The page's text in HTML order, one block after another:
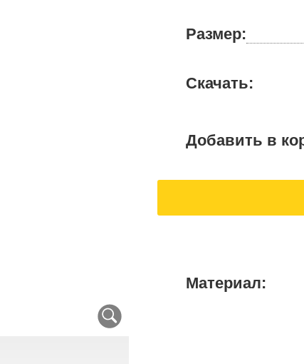
Размер:
Скачать:
Добавить в
Материал: